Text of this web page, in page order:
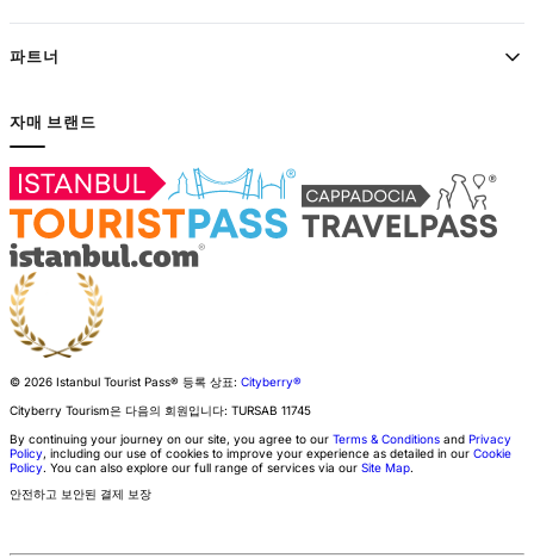
파트너
자매 브랜드
© 2026 Istanbul Tourist Pass® 등록 상표: Cityberry®
Cityberry Tourism은 다음의 회원입니다: TURSAB 11745
By continuing your journey on our site, you agree to our Terms & Conditions and Privacy
Policy, including our use of cookies to improve your experience as detailed in our Cookie
Policy. You can also explore our full range of services via our Site Map.
안전하고 보안된 결제 보장